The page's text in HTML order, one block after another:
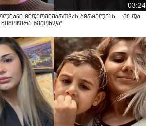
03:24
ვიდეომიმართვას ავრცელებს - "მე და
გვქონდა"